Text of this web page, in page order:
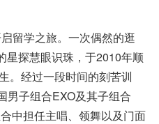
留学之旅。一次偶然的逛
星探慧眼识珠，于2010年顺
。经过一段时间的刻苦训
男子组合EXO及其子组合
中担任主唱、领舞以及门面